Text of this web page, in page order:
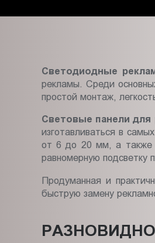
Светодиодные
рекламы. Среди
простой монтаж,
Световые панели для
изготавливаться в
от 6 до 20 мм, а также
равномерную подсветку
Продуманная и
быструю замену